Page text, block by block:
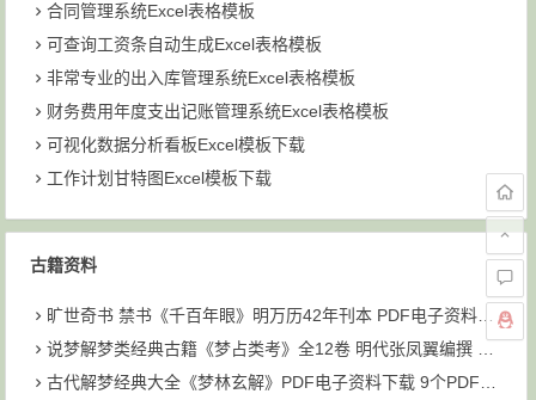
合同管理系统Excel表格模板
可查询工资条自动生成Excel表格模板
非常专业的出入库管理系统Excel表格模板
财务费用年度支出记账管理系统Excel表格模板
可视化数据分析看板Excel模板下载
工作计划甘特图Excel模板下载
古籍资料
旷世奇书 禁书《千百年眼》明万历42年刊本 PDF电子资料下载
说梦解梦类经典古籍《梦占类考》全12卷 明代张凤翼编撰 PDF共6个文件93M下载
古代解梦经典大全《梦林玄解》PDF电子资料下载 9个PDF文件 大小为211M